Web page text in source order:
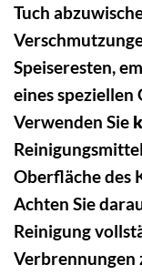
Tuch
Speiseresten,
eines speziellen
Verwenden Sie
Oberfläche des
Achten Sie
Reinigung
Verbrennungen